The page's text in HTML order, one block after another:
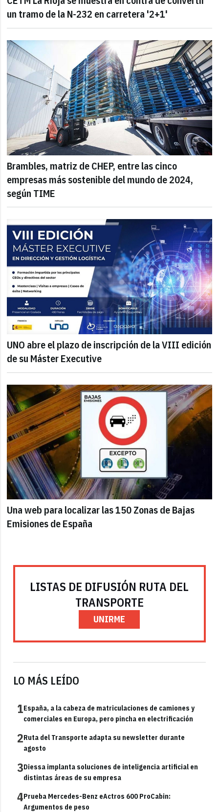
un tramo de la N-232 en carretera '2+1'
Brambles, matriz de CHEP, entre las cinco
empresas más sostenible del mundo de 2024,
según TIME
UNO abre el plazo de inscripción de la VIII edición
de su Máster Executive
Una web para localizar las 150 Zonas de Bajas
Emisiones de España
LISTAS DE DIFUSIÓN RUTA DEL
TRANSPORTE
UNIRME
LO MÁS LEÍDO
1España, a la cabeza de matriculaciones de camiones y
comerciales en Europa, pero pincha en electrificación
2Ruta del Transporte adapta su newsletter durante
agosto
3Diessa implanta soluciones de inteligencia artificial en
distintas áreas de su empresa
4Prueba Mercedes-Benz eActros 600 ProCabin:
Argumentos de peso